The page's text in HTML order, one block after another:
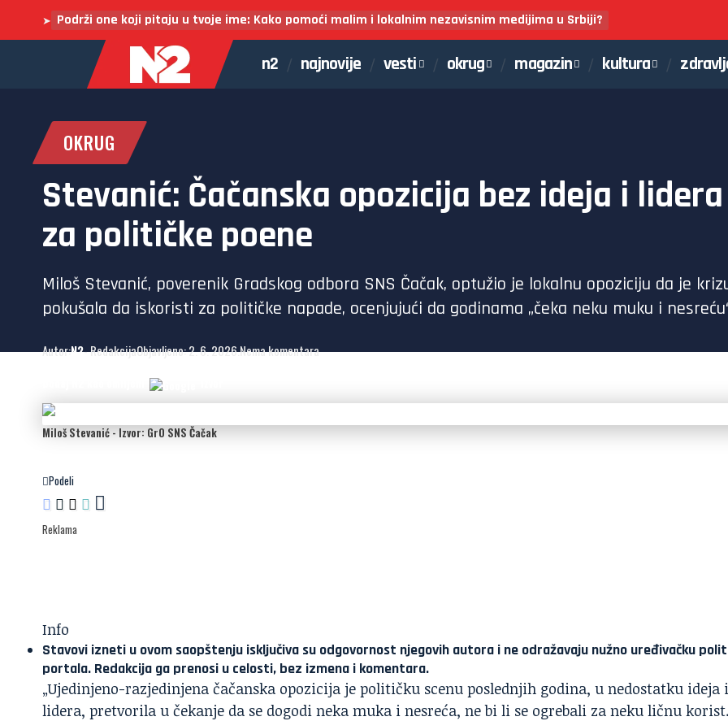
➤ Podrži one koji pitaju u tvoje ime: Kako pomoći malim i lokalnim nezavisnim medijima u Srbiji?
n2 najnovije vesti okrug magazin kultura
OKRUG
Stevanić: Čačanska opozicija bez ideja i
za političke poene
Miloš Stevanić, poverenik Gradskog odbora SNS Čačak, optužio je lokalnu opoziciju da je
pokušala da iskoristi za političke napade, ocenjujući da godinama „čeka neku muku i
Autor:N2- RedakcijaObjavljeno: 2. 6. 2026.Nema komentara
Miloš Stevanić - Izvor: GrO SNS Čačak
Podeli
Reklama
Info
Stavovi izneti u ovom saopštenju isključiva su odgovornost njegovih autora i ne odražavaju nužno uređivačku
portala. Redakcija ga prenosi u celosti, bez izmena i komentara.
„Ujedinjeno-razjedinjena čačanska opozicija je političku scenu poslednjih godina, u nedostatku ideja i
lidera, pretvorila u čekanje da se dogodi neka muka i nesreća, ne bi li se ogrebali za neku ličnu korist.